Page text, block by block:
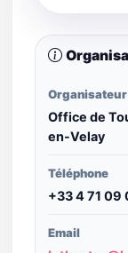
Office de
en-Velay
Téléphone
+33 4 71 09
Email